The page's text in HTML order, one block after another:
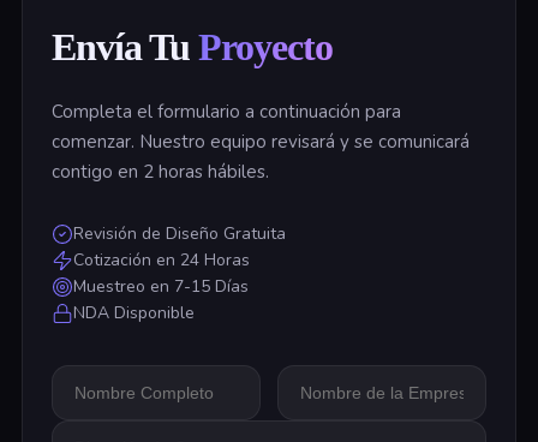
Envía TuProyecto
Completa el formulario a continuación para
comenzar. Nuestro equipo revisará y se comunicará
contigo en 2 horas hábiles.
Revisión de Diseño Gratuita
Cotización en 24 Horas
Muestreo en 7-15 Días
NDA Disponible